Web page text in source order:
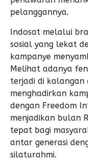
pelanggannya.
Indosat melalui
sosial yang lekat
kampanye
Melihat adanya
terjadi di kalangan
menghadirkan
dengan Freedom
menjadikan bulan
tepat bagi
antar generasi
silaturahmi.